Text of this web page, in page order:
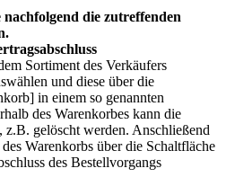
die zutreffenden
Sortiment des Verkäufers
und diese über die
in einem so genannten
des Warenkorbes kann die
z.B. gelöscht werden. Anschließend
Warenkorbs über die Schaltfläche
des Bestellvorgangs